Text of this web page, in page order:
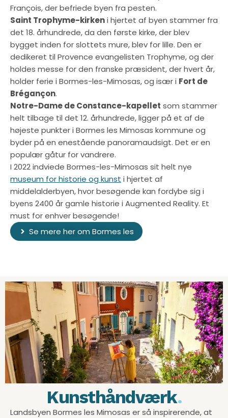
François, der befriede byen fra pesten.
Saint Trophyme-kirkeni hjertet af byen stammer fra
det 18. århundrede, da den første kirke, der blev
bygget inden for slottets mure, blev for lille. Den er
dedikeret til Provence evangelisten Trophyme, og der
holdes messe for den franske præsident, der hvert år,
holder ferie i Bormes-les-Mimosas, og især i Fort de
Brégançon.
Notre-Dame de Constance-kapellet som stammer
helt tilbage til det 12. århundrede, ligger på et af de
højeste punkter i Bormes les Mimosas kommune og
byder på en enestående panoramaudsigt. Det er en
populær gåtur for vandrere.
I 2022 indviede Bormes-les-Mimosas sit helt nye
museum for historie og kunst i hjertet af
middelalderbyen, hvor besøgende kan fordybe sig i
byens 2400 år gamle historie i Augmented Reality. Et
must for enhver besøgende!
Se mere her om Bormes les
Kunsthåndværk.
Landsbyen Bormes les Mimosas er så inspirerende, at